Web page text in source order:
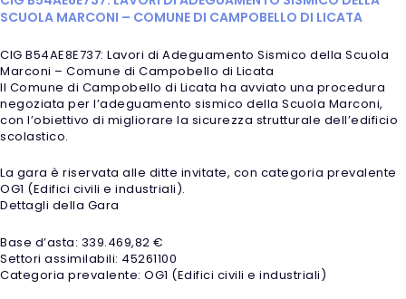
SCUOLA MARCONI – COMUNE DI CAMPOBELLO DI LICATA
CIG B54AE8E737: Lavori di Adeguamento Sismico della Scuola
Marconi – Comune di Campobello di Licata
Il Comune di Campobello di Licata ha avviato una procedura
negoziata per l’adeguamento sismico della Scuola Marconi,
con l’obiettivo di migliorare la sicurezza strutturale dell’edificio
scolastico.
La gara è riservata alle ditte invitate, con categoria prevalente
OG1 (Edifici civili e industriali).
Dettagli della Gara
Base d’asta: 339.469,82 €
Settori assimilabili: 45261100
Categoria prevalente: OG1 (Edifici civili e industriali)